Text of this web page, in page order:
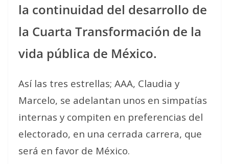
la continuidad del desarrollo de
la Cuarta Transformación de la
vida pública de México.
Así las tres estrellas; AAA, Claudia y
Marcelo, se adelantan unos en simpatías
internas y compiten en preferencias del
electorado, en una cerrada carrera, que
será en favor de México.